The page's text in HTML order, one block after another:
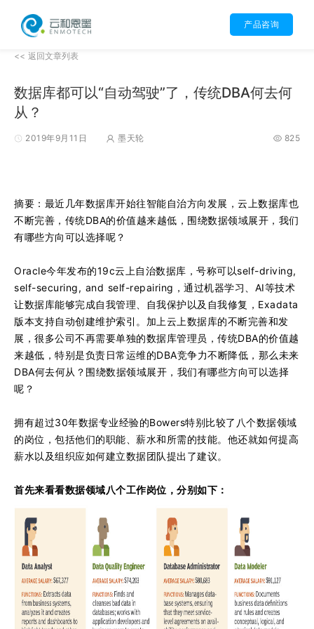
产品咨询
<< 返回文章列表
数据库都可以“自动驾驶”了，传统DBA何去何
从？
2019年9月11日 墨天轮 825
摘要：最近几年数据库开始往智能自治方向发展，云上数据库也
不断完善，传统DBA的价值越来越低，围绕数据领域展开，我们
有哪些方向可以选择呢？
Oracle今年发布的19c云上自治数据库，号称可以self-driving,
self-securing, and self-repairing，通过机器学习、AI等技术
让数据库能够完成自我管理、自我保护以及自我修复，Exadata
版本支持自动创建维护索引。加上云上数据库的不断完善和发
展，很多公司不再需要单独的数据库管理员，传统DBA的价值越
来越低，特别是负责日常运维的DBA竞争力不断降低，那么未来
DBA何去何从？围绕数据领域展开，我们有哪些方向可以选择
呢？
拥有超过30年数据专业经验的Bowers特别比较了八个数据领域
的岗位，包括他们的职能、薪水和所需的技能。他还就如何提高
薪水以及组织应如何建立数据团队提出了建议。
首先来看看数据领域八个工作岗位，分别如下：